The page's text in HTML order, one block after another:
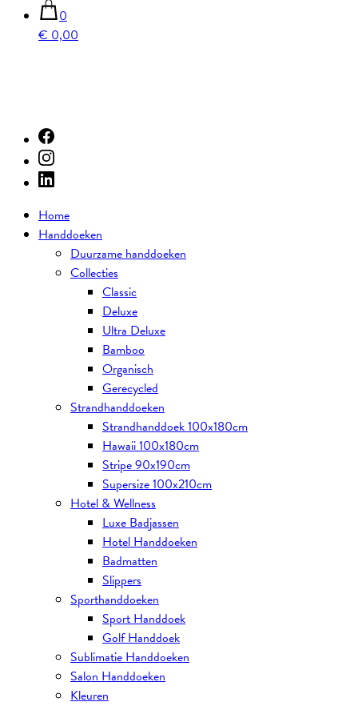
0
€ 0,00
Home
Handdoeken
Duurzame handdoeken
Collecties
Classic
Deluxe
Ultra Deluxe
Bamboo
Organisch
Gerecycled
Strandhanddoeken
Strandhanddoek 100x180cm
Hawaii 100x180cm
Stripe 90x190cm
Supersize 100x210cm
Hotel & Wellness
Luxe Badjassen
Hotel Handdoeken
Badmatten
Slippers
Sporthanddoeken
Sport Handdoek
Golf Handdoek
Sublimatie Handdoeken
Salon Handdoeken
Kleuren